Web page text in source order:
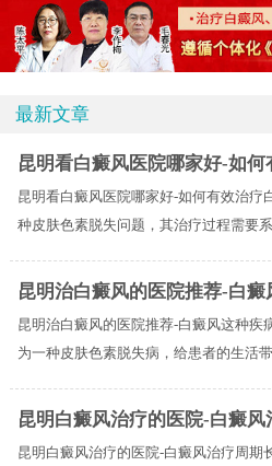
最新文章
昆明看白癜风医院哪家好-如
昆明看白癜风医院哪家好-如何有效治疗
种皮肤色素脱失问题，其治疗过程需要
昆明治白癜风的医院推荐-白
昆明治白癜风的医院推荐-白癜风这种疾
为一种皮肤色素脱失病，给患者的生活
昆明白癜风治疗的医院-白癜
昆明白癜风治疗的医院-白癜风治疗周期